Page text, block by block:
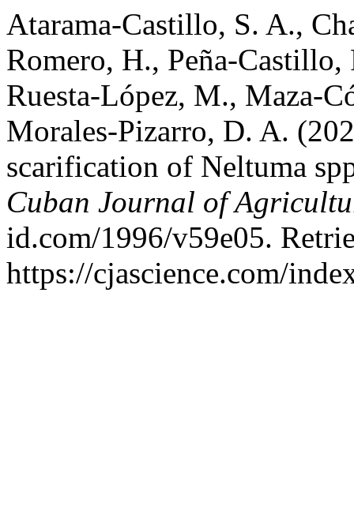
Atarama-Castillo, S. A.,
Romero, H., Peña-
Ruesta-López, M., Maza-
Morales-Pizarro, D. A.
scarification of Neltuma
Cuban Journal of
id.com/1996/v59e05.
https://cjascience.com/